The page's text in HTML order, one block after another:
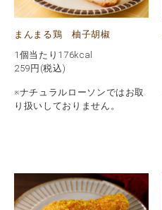
まんまる鶏 柚子胡椒
1個当たり176kcal
259 円(税込)
※ナチュラルローソンではお取
り扱いしておりません。